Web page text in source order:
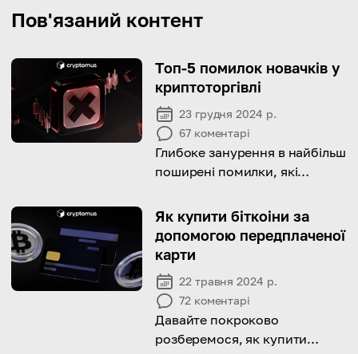
Пов'язаний контент
Топ-5 помилок новачків у
криптоторгівлі
23 грудня 2024 р.
67 коментарі
Глибоке занурення в найбільш
поширені помилки, які
криптоторгівлі, а також
поради, як їх уникнути
Як купити біткоіни за
допомогою передплаченої
карти
22 травня 2024 р.
72 коментарі
Давайте покроково
розберемося, як купити